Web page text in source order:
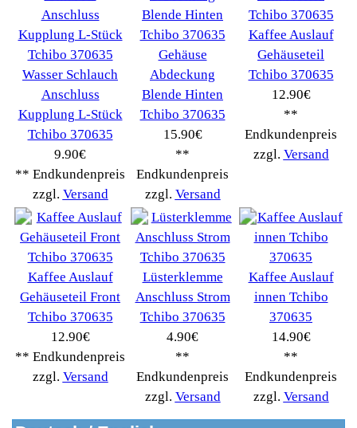
Drucker Kopierer(1096)
Elektroartikel->
(5309)
PC Computer->(2543)
Handy Telefon(1053)
Modellbau(593)
Monitore->(261)
Autoteile->(161)
Wir akzeptieren
Informationen
Liefer- & Versandkosten
Datenschutzerklärung
Unsere AGBs
Impressum
Widerrufsrecht
RMA & Service
Anteile
Winpoints
FAQ Hilfe